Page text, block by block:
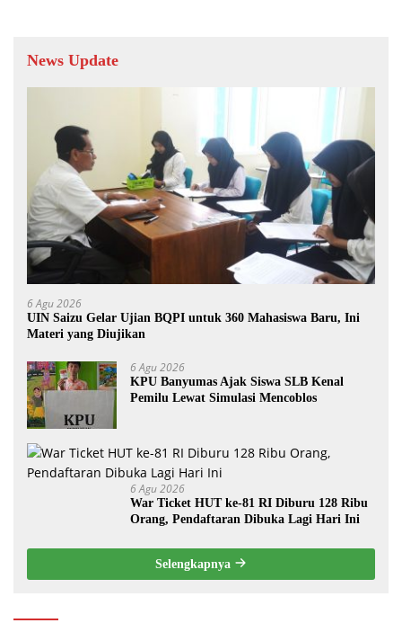
News Update
6 Agu 2026
UIN Saizu Gelar Ujian BQPI untuk 360 Mahasiswa Baru, Ini
Materi yang Diujikan
6 Agu 2026
KPU Banyumas Ajak Siswa SLB Kenal
Pemilu Lewat Simulasi Mencoblos
6 Agu 2026
War Ticket HUT ke-81 RI Diburu 128 Ribu
Orang, Pendaftaran Dibuka Lagi Hari Ini
Selengkapnya